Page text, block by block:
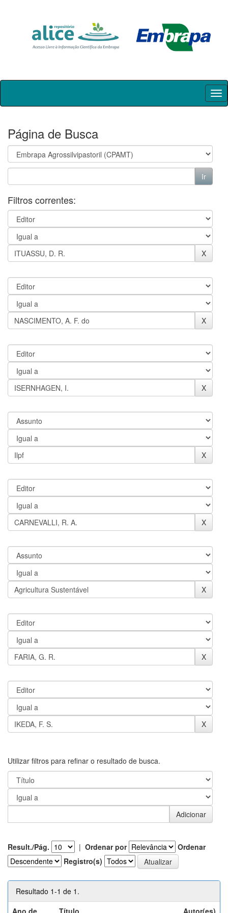
Skip
Página de Busca
Filtros correntes:
Utilizar filtros para refinar o resultado de busca.
Result./Pág. | Ordenar por
Ordenar
Registro(s)
Resultado 1-1 de 1.
Ano de
Título Autor(es)